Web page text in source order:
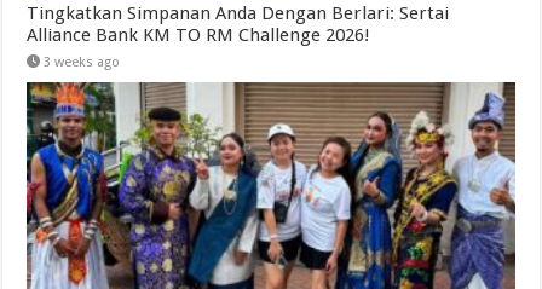
Tingkatkan Simpanan Anda Dengan Berlari: Sertai
Alliance Bank KM TO RM Challenge 2026!
3 weeks ago